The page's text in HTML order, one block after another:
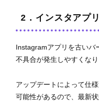
2．インスタアプ
Instagramアプリを古いバ
不具合が発生しやすくなり
アップデートによって仕
可能性があるので、最新